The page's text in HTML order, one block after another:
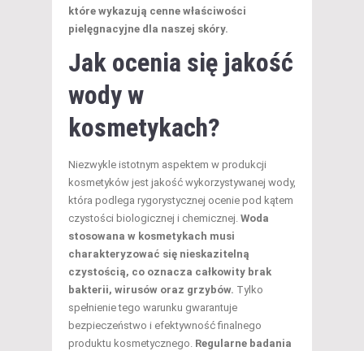
które wykazują cenne właściwości
pielęgnacyjne dla naszej skóry.
Jak ocenia się jakość
wody w
kosmetykach?
Niezwykle istotnym aspektem w produkcji
kosmetyków jest jakość wykorzystywanej wody,
która podlega rygorystycznej ocenie pod kątem
czystości biologicznej i chemicznej. Woda
stosowana w kosmetykach musi
charakteryzować się nieskazitelną
czystością, co oznacza całkowity brak
bakterii, wirusów oraz grzybów. Tylko
spełnienie tego warunku gwarantuje
bezpieczeństwo i efektywność finalnego
produktu kosmetycznego. Regularne badania